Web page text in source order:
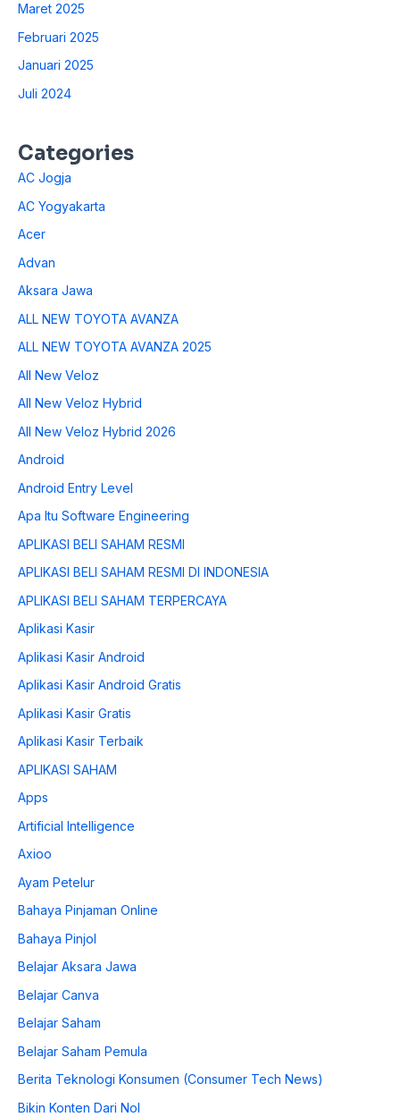
Maret 2025
Februari 2025
Januari 2025
Juli 2024
Categories
AC Jogja
AC Yogyakarta
Acer
Advan
Aksara Jawa
ALL NEW TOYOTA AVANZA
ALL NEW TOYOTA AVANZA 2025
All New Veloz
All New Veloz Hybrid
All New Veloz Hybrid 2026
Android
Android Entry Level
Apa Itu Software Engineering
APLIKASI BELI SAHAM RESMI
APLIKASI BELI SAHAM RESMI DI INDONESIA
APLIKASI BELI SAHAM TERPERCAYA
Aplikasi Kasir
Aplikasi Kasir Android
Aplikasi Kasir Android Gratis
Aplikasi Kasir Gratis
Aplikasi Kasir Terbaik
APLIKASI SAHAM
Apps
Artificial Intelligence
Axioo
Ayam Petelur
Bahaya Pinjaman Online
Bahaya Pinjol
Belajar Aksara Jawa
Belajar Canva
Belajar Saham
Belajar Saham Pemula
Berita Teknologi Konsumen (Consumer Tech News)
Bikin Konten Dari Nol